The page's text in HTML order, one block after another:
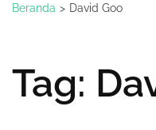
Beranda > David Goo
Tag: